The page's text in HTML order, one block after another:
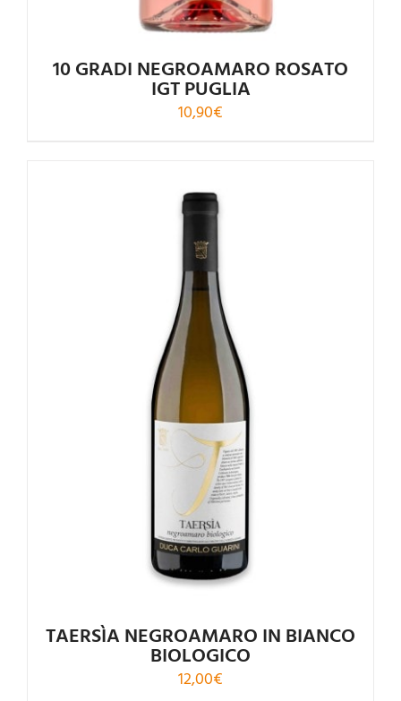
10 GRADI NEGROAMARO ROSATO
IGT PUGLIA
10,90€
Valutato
4.96su 5
TAERSÌA NEGROAMARO IN BIANCO
BIOLOGICO
12,00€